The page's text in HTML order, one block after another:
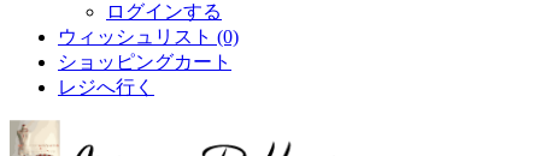
ログインする
ウィッシュリスト (0)
ショッピングカート
レジへ行く